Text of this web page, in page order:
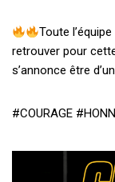
Toute
retrouver pour cette
s’annonce être
#COURAGE